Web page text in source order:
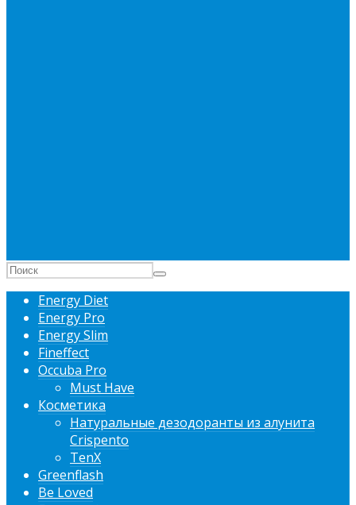
Energy Diet
Energy Pro
Energy Slim
Fineffect
Occuba Pro
Must Have
Косметика
Натуральные дезодоранты из алунита
Crispento
TenX
Greenflash
Be Loved